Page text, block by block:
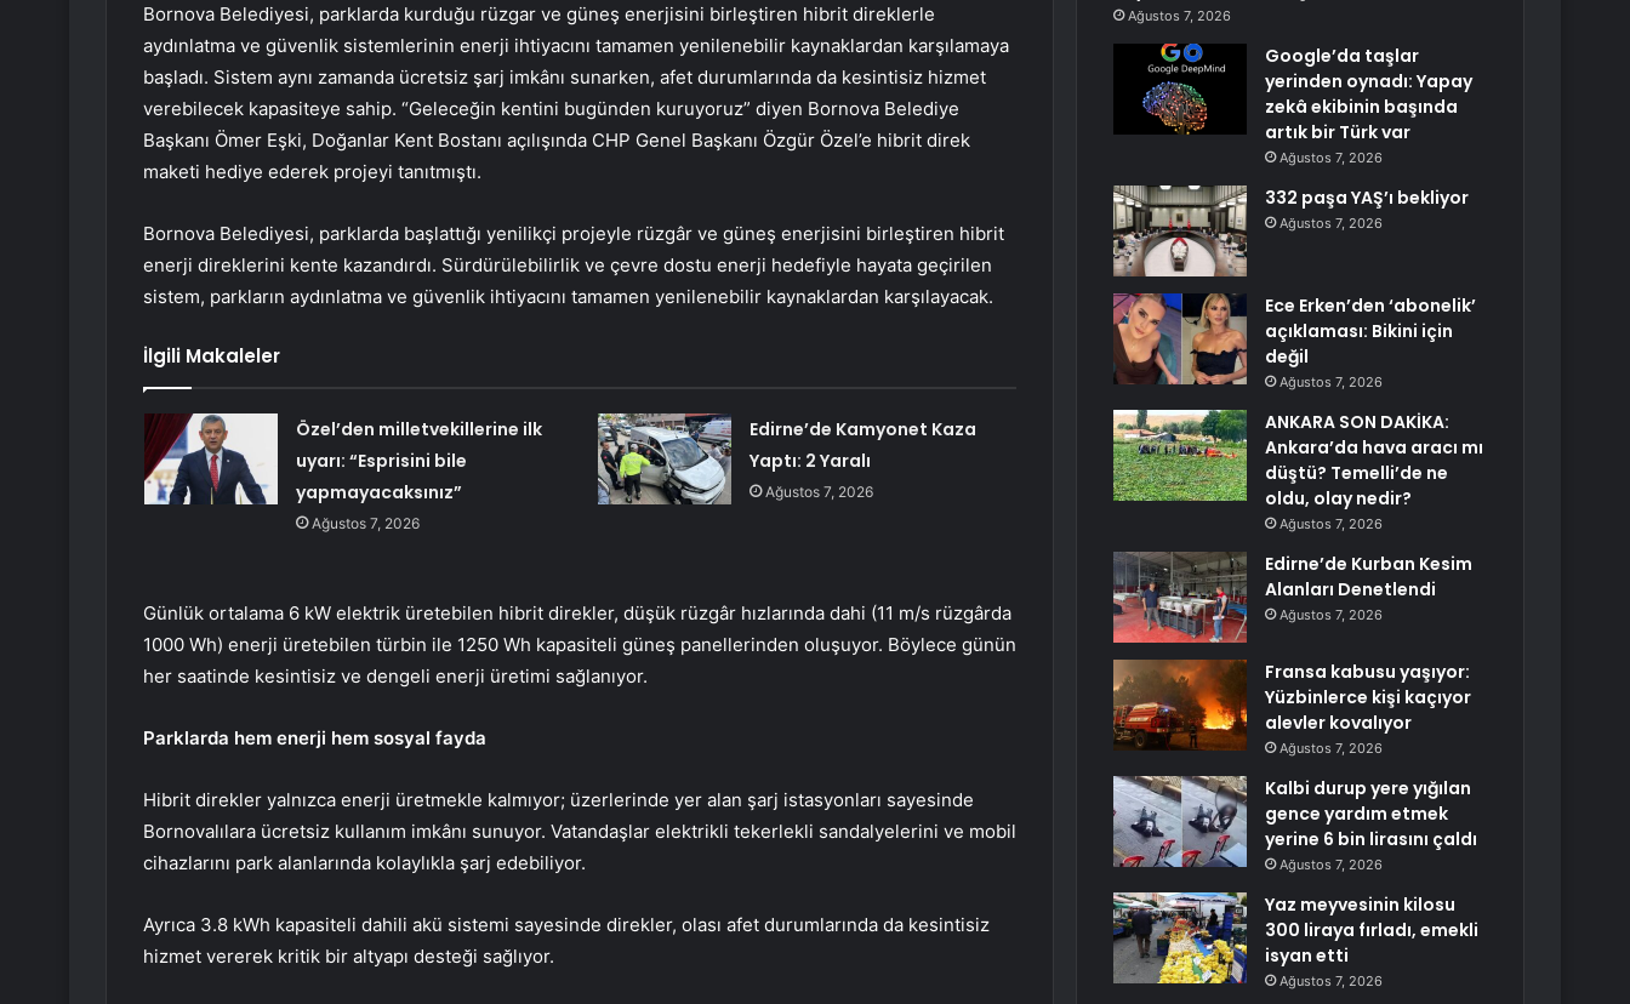
Bornova Belediyesi, parklarda kurduğu rüzgar ve güneş enerjisini birleştiren hibrit direklerle
aydınlatma ve güvenlik sistemlerinin enerji ihtiyacını tamamen yenilenebilir kaynaklardan karşılamaya
başladı. Sistem aynı zamanda ücretsiz şarj imkânı sunarken, afet durumlarında da kesintisiz hizmet
verebilecek kapasiteye sahip. “Geleceğin kentini bugünden kuruyoruz” diyen Bornova Belediye
Başkanı Ömer Eşki, Doğanlar Kent Bostanı açılışında CHP Genel Başkanı Özgür Özel’e hibrit direk
maketi hediye ederek projeyi tanıtmıştı.
Bornova Belediyesi, parklarda başlattığı yenilikçi projeyle rüzgâr ve güneş enerjisini birleştiren hibrit
enerji direklerini kente kazandırdı. Sürdürülebilirlik ve çevre dostu enerji hedefiyle hayata geçirilen
sistem, parkların aydınlatma ve güvenlik ihtiyacını tamamen yenilenebilir kaynaklardan karşılayacak.
İlgili Makaleler
Özel’den milletvekillerine ilk
uyarı: “Esprisini bile
yapmayacaksınız”
Ağustos 7, 2026
Edirne’de Kamyonet Kaza
Yaptı: 2 Yaralı
Ağustos 7, 2026
Günlük ortalama 6 kW elektrik üretebilen hibrit direkler, düşük rüzgâr hızlarında dahi (11 m/s rüzgârda
1000 Wh) enerji üretebilen türbin ile 1250 Wh kapasiteli güneş panellerinden oluşuyor. Böylece günün
her saatinde kesintisiz ve dengeli enerji üretimi sağlanıyor.
Parklarda hem enerji hem sosyal fayda
Hibrit direkler yalnızca enerji üretmekle kalmıyor; üzerlerinde yer alan şarj istasyonları sayesinde
Bornovalılara ücretsiz kullanım imkânı sunuyor. Vatandaşlar elektrikli tekerlekli sandalyelerini ve mobil
cihazlarını park alanlarında kolaylıkla şarj edebiliyor.
Ayrıca 3.8 kWh kapasiteli dahili akü sistemi sayesinde direkler, olası afet durumlarında da kesintisiz
hizmet vererek kritik bir altyapı desteği sağlıyor.
Ağustos 7, 2026
Google’da taşlar
yerinden oynadı: Yapay
zekâ ekibinin başında
artık bir Türk var
Ağustos 7, 2026
332 paşa YAŞ’ı bekliyor
Ağustos 7, 2026
Ece Erken’den ‘abonelik’
açıklaması: Bikini için
değil
Ağustos 7, 2026
ANKARA SON DAKİKA:
Ankara’da hava aracı mı
düştü? Temelli’de ne
oldu, olay nedir?
Ağustos 7, 2026
Edirne’de Kurban Kesim
Alanları Denetlendi
Ağustos 7, 2026
Fransa kabusu yaşıyor:
Yüzbinlerce kişi kaçıyor
alevler kovalıyor
Ağustos 7, 2026
Kalbi durup yere yığılan
gence yardım etmek
yerine 6 bin lirasını çaldı
Ağustos 7, 2026
Yaz meyvesinin kilosu
300 liraya fırladı, emekli
isyan etti
Ağustos 7, 2026